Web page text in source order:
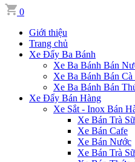
0
Giới thiệu
Trang chủ
Xe Đẩy Ba Bánh
Xe Ba Bánh Bán
Xe Ba Bánh Bán Cà
Xe Ba Bánh Bán
Xe Đẩy Bán Hàng
Xe Sắt - Inox Bán
Xe Bán Trà
Xe Bán Cafe
Xe Bán Nước
Xe Bán Trà